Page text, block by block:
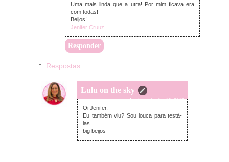
Uma mais linda que a utra! Por mim ficava era
com todas!
Beijos!
Jenifer Cruuz
Responder
Respostas
Lulu on the sky
domingo, junho 16, 2019
Oi Jenifer,
Eu também viu? Sou louca para testá-
las.
big beijos